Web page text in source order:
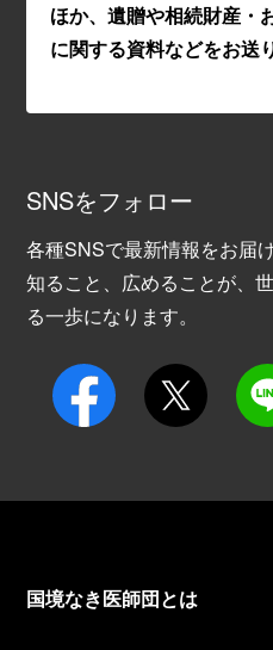
ほか、遺贈や相続財産・
に関する資料などをお送
SNSをフォロー
各種SNSで最新情報をお届
知ること、広めることが、
る一歩になります。
国境なき医師団とは